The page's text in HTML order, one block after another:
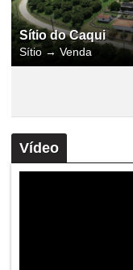
Sítio do Caqui
Sítio → Venda
Vídeo